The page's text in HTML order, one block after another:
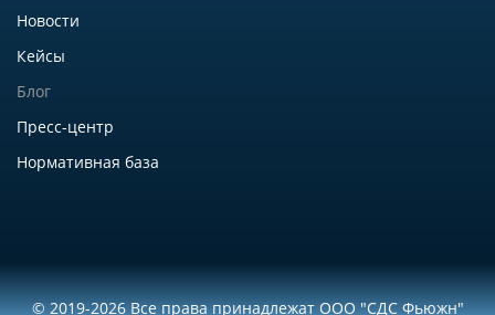
Новости
Кейсы
Блог
Пресс-центр
Нормативная база
© 2019-2026 Все права принадлежат ООО "СДС Фьюжн"